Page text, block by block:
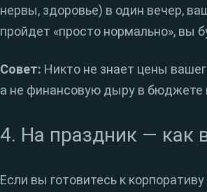
нервы, здоровье) в один вечер,
пройдет «просто нормально», вы
Совет: Никто не знает цены
а не финансовую дыру в бюджете
4. На праздник — как
Если вы готовитесь к